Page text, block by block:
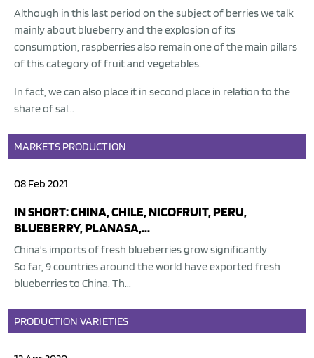
Although in this last period on the subject of berries we talk
mainly about blueberry and the explosion of its
consumption, raspberries also remain one of the main pillars
of this category of fruit and vegetables.
In fact, we can also place it in second place in relation to the
share of sal...
MARKETS PRODUCTION
08 Feb 2021
IN SHORT: CHINA, CHILE, NICOFRUIT, PERU,
BLUEBERRY, PLANASA,...
China's imports of fresh blueberries grow significantly
So far, 9 countries around the world have exported fresh
blueberries to China. Th...
PRODUCTION VARIETIES